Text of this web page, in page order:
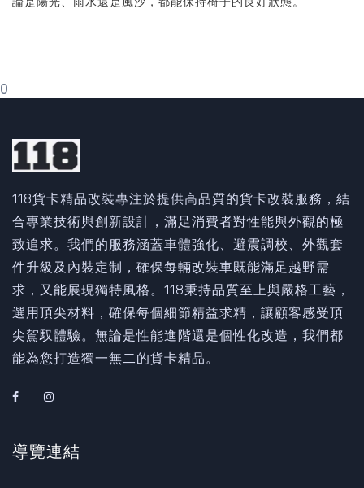
0
118貨卡精品改裝專注於提供高品質的貨卡改裝服務，結
合專業技術與創新設計，滿足消費者對性能與外觀的極
致追求。我們的服務涵蓋車體強化、避震調校、外觀套
件升級及內裝定制，確保每輛改裝車既能滿足越野需
求，又能展現獨特風格。118秉持品質至上與嚴格工藝，
選用頂尖材料，確保每個細節精益求精，讓顧客感受頂
尖駕馭體驗。無論是性能進階還是個性化改造，我們都
能為您打造獨一無二的貨卡精品。
導覽連結